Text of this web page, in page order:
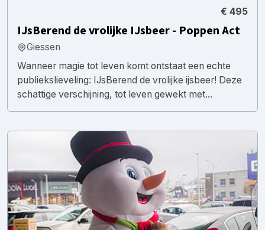
€ 495
IJsBerend de vrolijke IJsbeer - Poppen Act
Giessen
Wanneer magie tot leven komt ontstaat een echte
publiekslieveling: IJsBerend de vrolijke ijsbeer! Deze
schattige verschijning, tot leven gewekt met...